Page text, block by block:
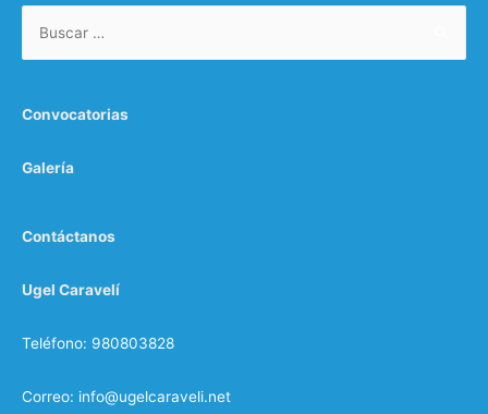
Convocatorias
Galería
Contáctanos
Ugel Caravelí
Teléfono: 980803828
Correo: info@ugelcaraveli.net